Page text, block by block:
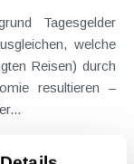
welche
Reisen) durch
resultieren –